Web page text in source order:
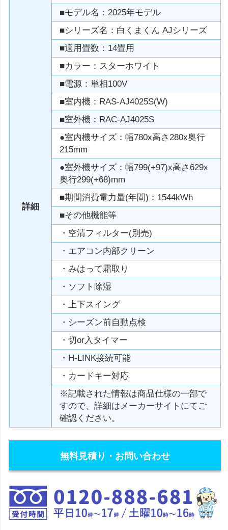
詳細
■モデル名：2025年モデル
■シリーズ名：白くまくん AJシリーズ
■適用畳数：14畳用
■カラー：スターホワイト
■電源：単相100V
■室内機：RAS-AJ4025S(W)
■室外機：RAC-AJ4025S
●室内機サイズ：幅780x高さ280x奥行
215mm
●室外機サイズ：幅799(+97)x高さ629x
奥行299(+68)mm
■期間消費電力量(年間)：1544kWh
■その他機能等
・空清フィルター(別売)
・エアコン内部クリーン
・みはって霜取り
・ソフト除湿
・上下スイング
・シーズン前自動点検
・切or入タイマー
・H-LINK接続可能
・カードキー対応
※記載された情報は商品仕様の一部で
すので、詳細はメーカーサイトにてご
確認ください。
無料見積り・お問い合わせ